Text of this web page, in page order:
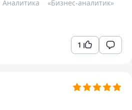
Аналитика «Бизнес-аналитик»
1